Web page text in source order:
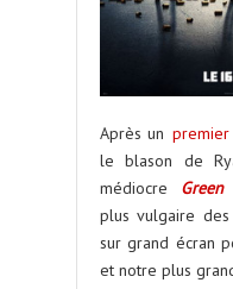
Après un
le blason de
médiocre
Green
plus vulgaire
sur grand écran
et notre plus